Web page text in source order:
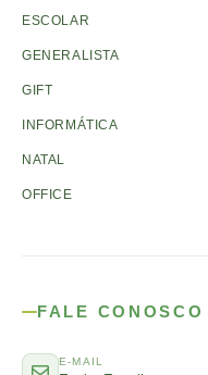
ESCOLAR
GENERALISTA
GIFT
INFORMÁTICA
NATAL
OFFICE
FALE CONOSCO
E-MAIL